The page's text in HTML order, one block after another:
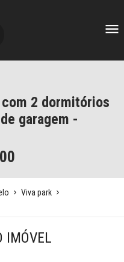
2 dormitórios
garagem -
Viva park
IMÓVEL